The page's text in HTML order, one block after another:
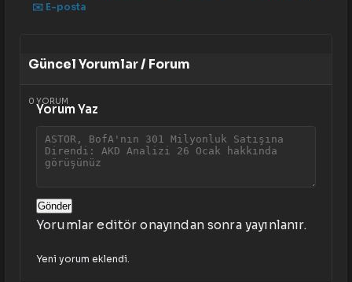
✉️ E-posta
Güncel Yorumlar / Forum
0 YORUM
Yorum Yaz
Gönder
Yorumlar editör onayından sonra yayınlanır.
Yeni yorum eklendi.